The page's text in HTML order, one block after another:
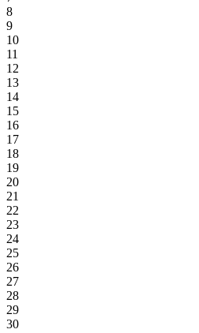
8
9
10
11
12
13
14
15
16
17
18
19
20
21
22
23
24
25
26
27
28
29
30